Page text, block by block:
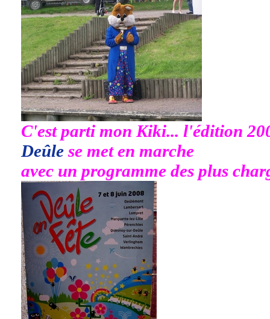
C'est parti mon Kiki... l'édition
Deûle se met en marche
avec un programme des plus